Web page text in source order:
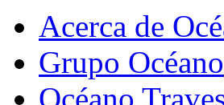
Acerca de
Grupo Océano